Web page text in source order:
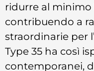
ridurre al minimo
contribuendo a
straordinarie per
Type 35 ha così
contemporanei,